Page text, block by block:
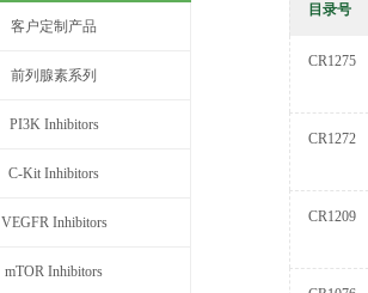
客户定制产品
前列腺素系列
PI3K Inhibitors
C-Kit Inhibitors
VEGFR Inhibitors
mTOR Inhibitors
目录号
CR1275
CR1272
CR1209